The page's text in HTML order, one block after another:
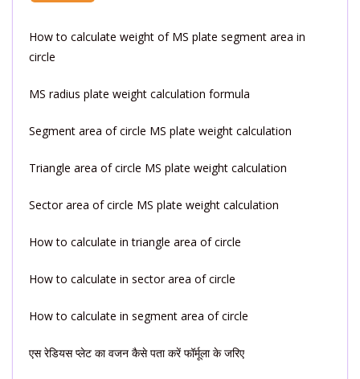
How to calculate weight of MS plate segment area in
circle
MS radius plate weight calculation formula
Segment area of circle MS plate weight calculation
Triangle area of circle MS plate weight calculation
Sector area of circle MS plate weight calculation
How to calculate in triangle area of circle
How to calculate in sector area of circle
How to calculate in segment area of circle
एस रेडियस प्लेट का वजन कैसे पता करें फॉर्मूला के जरिए